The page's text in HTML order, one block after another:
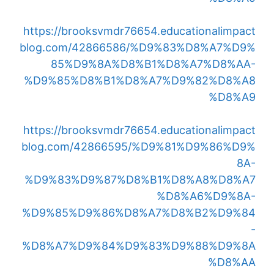
https://brooksvmdr76654.educationalimpact
blog.com/42866586/%D9%83%D8%A7%D9%
85%D9%8A%D8%B1%D8%A7%D8%AA-
%D9%85%D8%B1%D8%A7%D9%82%D8%A8
%D8%A9
https://brooksvmdr76654.educationalimpact
blog.com/42866595/%D9%81%D9%86%D9%
8A-
%D9%83%D9%87%D8%B1%D8%A8%D8%A7
%D8%A6%D9%8A-
%D9%85%D9%86%D8%A7%D8%B2%D9%84
-
%D8%A7%D9%84%D9%83%D9%88%D9%8A
%D8%AA